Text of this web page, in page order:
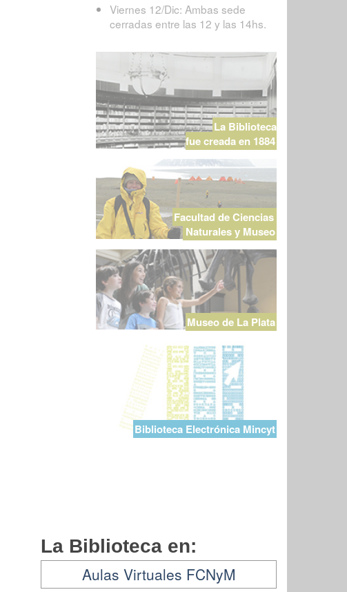
Viernes 12/Dic: Ambas sede
cerradas entre las 12 y las 14hs.
La Biblioteca
fue creada en 1884
Facultad de Ciencias
Naturales y Museo
Museo de La Plata
Biblioteca Electrónica Mincyt
La Biblioteca en:
Aulas Virtuales FCNyM